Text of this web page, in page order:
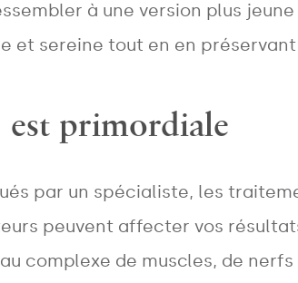
à une version plus
et sereine tout en en
est primordiale
par un spécialiste, les
peuvent affecter vos
complexe de muscles, de